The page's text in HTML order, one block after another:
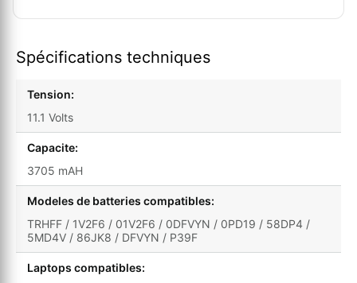
Spécifications techniques
Tension:
11.1 Volts
Capacite:
3705 mAH
Modeles de batteries compatibles:
TRHFF / 1V2F6 / 01V2F6 / 0DFVYN / 0PD19 / 58DP4 /
5MD4V / 86JK8 / DFVYN / P39F
Laptops compatibles: